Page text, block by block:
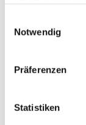
Notwendig
Präferenzen
Statistiken